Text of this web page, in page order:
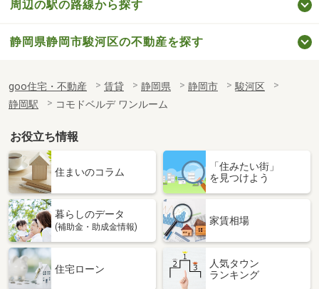
周辺の駅の路線から探す
静岡県静岡市駿河区の不動産を探す
goo住宅・不動産 賃貸 静岡県 静岡市
駿河区
静岡駅
コモドベルデ ワンルーム
お役立ち情報
住まいのコラム
「住みたい街」
を見つけよう
暮らしのデータ
(補助金・助成金情報)
家賃相場
住宅ローン
人気タウン
ランキング